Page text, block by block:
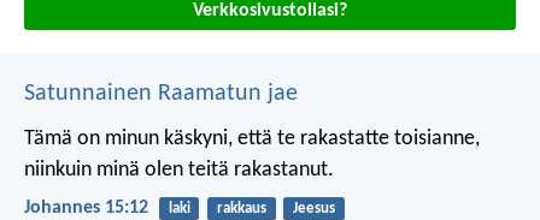
Verkkosivustollasi?
Satunnainen Raamatun jae
Tämä on minun käskyni, että te rakastatte toisianne,
niinkuin minä olen teitä rakastanut.
Johannes 15:12 laki rakkaus Jeesus